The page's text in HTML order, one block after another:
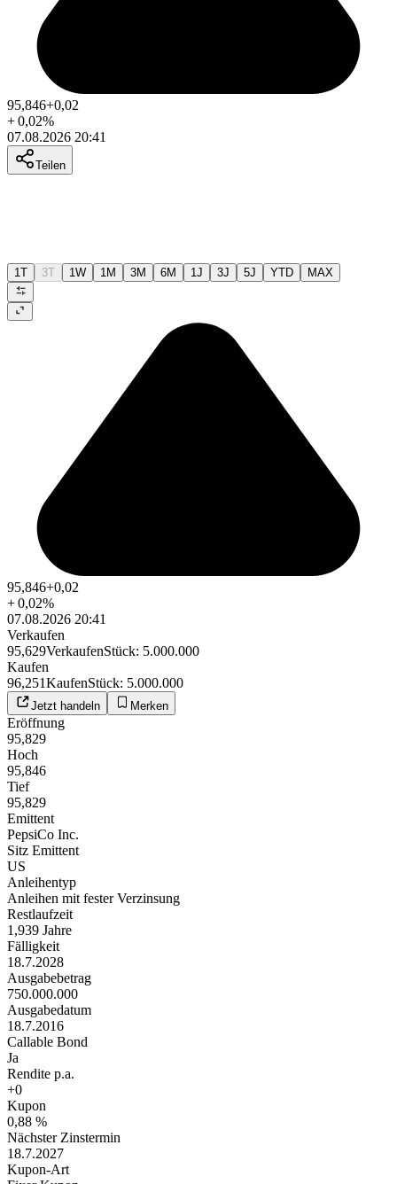
95,846+0,02
+0,02%
07.08.2026 20:41
Teilen
1T 3T 1W 1M 3M 6M 1J 3J 5J YTD MAX
95,846+0,02
+0,02%
07.08.2026 20:41
Verkaufen
95,629VerkaufenStück: 5.000.000
Kaufen
96,251KaufenStück: 5.000.000
Jetzt handeln Merken
Eröffnung
95,829
Hoch
95,846
Tief
95,829
Emittent
PepsiCo Inc.
Sitz Emittent
US
Anleihentyp
Anleihen mit fester Verzinsung
Restlaufzeit
1,939 Jahre
Fälligkeit
18.7.2028
Ausgabebetrag
750.000.000
Ausgabedatum
18.7.2016
Callable Bond
Ja
Rendite p.a.
+0
Kupon
0,88 %
Nächster Zinstermin
18.7.2027
Kupon-Art